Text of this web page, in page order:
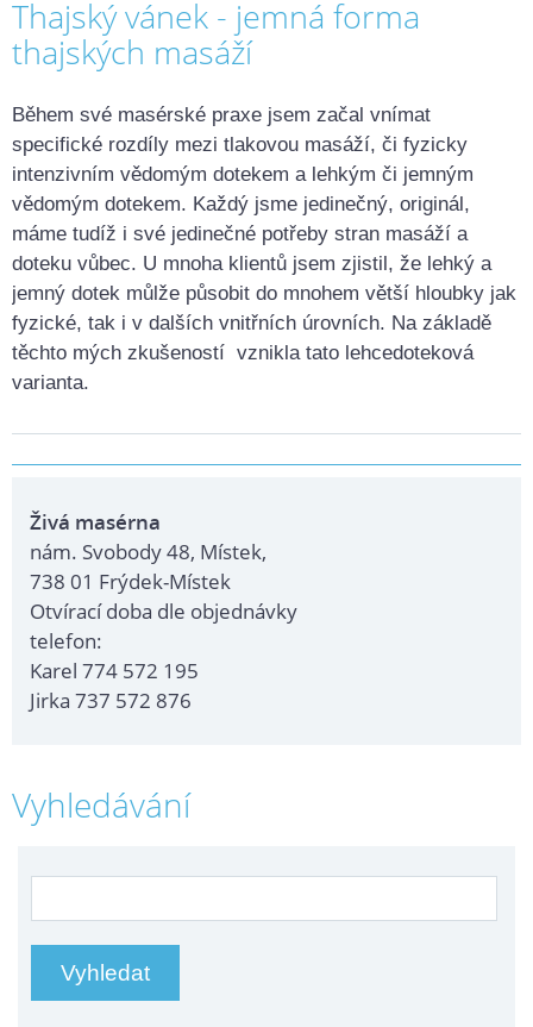
Thajský vánek - jemná forma
thajských masáží
Během své masérské praxe jsem začal vnímat
specifické rozdíly mezi tlakovou masáží, či fyzicky
intenzivním vědomým dotekem a lehkým či jemným
vědomým dotekem. Každý jsme jedinečný, originál,
máme tudíž i své jedinečné potřeby stran masáží a
doteku vůbec. U mnoha klientů jsem zjistil, že lehký a
jemný dotek můlže působit do mnohem větší hloubky jak
fyzické, tak i v dalších vnitřních úrovních. Na základě
těchto mých zkušeností vznikla tato lehcedoteková
varianta.
Živá masérna
nám. Svobody 48, Místek,
738 01 Frýdek-Místek
Otvírací doba dle objednávky
telefon:
Karel 774 572 195
Jirka 737 572 876
Vyhledávání